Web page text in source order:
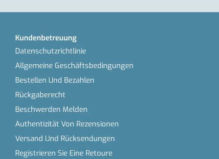
Kundenbetreuung
Datenschutzrichtlinie
Allgemeine Geschäftsbedingungen
Bestellen Und Bezahlen
Rückgaberecht
Beschwerden Melden
Authentizität Von Rezensionen
Versand Und Rücksendungen
Registrieren Sie Eine Retoure